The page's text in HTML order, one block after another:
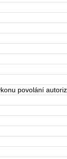
povolání